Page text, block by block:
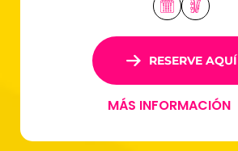
RESERVE AQUÍ
MÁS INFORMACIÓN